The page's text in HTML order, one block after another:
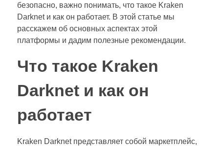
безопасно, важно понимать, что такое Kraken
Darknet и как он работает. В этой статье мы
расскажем об основных аспектах этой
платформы и дадим полезные рекомендации.
Что такое Kraken
Darknet и как он
работает
Kraken Darknet представляет собой маркетплейс,